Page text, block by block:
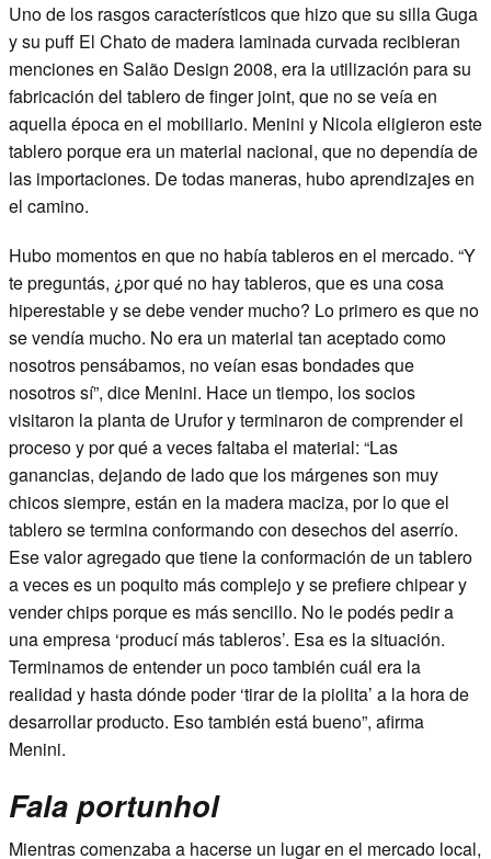
Uno de los rasgos característicos que hizo que su silla Guga
y su puff El Chato de madera laminada curvada recibieran
menciones en Salão Design 2008, era la utilización para su
fabricación del tablero de finger joint, que no se veía en
aquella época en el mobiliario. Menini y Nicola eligieron este
tablero porque era un material nacional, que no dependía de
las importaciones. De todas maneras, hubo aprendizajes en
el camino.
Hubo momentos en que no había tableros en el mercado. “Y
te preguntás, ¿por qué no hay tableros, que es una cosa
hiperestable y se debe vender mucho? Lo primero es que no
se vendía mucho. No era un material tan aceptado como
nosotros pensábamos, no veían esas bondades que
nosotros sí”, dice Menini. Hace un tiempo, los socios
visitaron la planta de Urufor y terminaron de comprender el
proceso y por qué a veces faltaba el material: “Las
ganancias, dejando de lado que los márgenes son muy
chicos siempre, están en la madera maciza, por lo que el
tablero se termina conformando con desechos del aserrío.
Ese valor agregado que tiene la conformación de un tablero
a veces es un poquito más complejo y se prefiere chipear y
vender chips porque es más sencillo. No le podés pedir a
una empresa ‘producí más tableros’. Esa es la situación.
Terminamos de entender un poco también cuál era la
realidad y hasta dónde poder ‘tirar de la piolita’ a la hora de
desarrollar producto. Eso también está bueno”, afirma
Menini.
Fala portunhol
Mientras comenzaba a hacerse un lugar en el mercado local,